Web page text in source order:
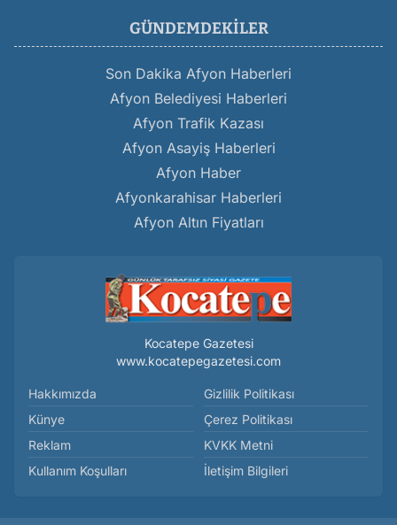
GÜNDEMDEKILER
Son Dakika Afyon Haberleri
Afyon Belediyesi Haberleri
Afyon Trafik Kazası
Afyon Asayiş Haberleri
Afyon Haber
Afyonkarahisar Haberleri
Afyon Altın Fiyatları
Kocatepe Gazetesi
www.kocatepegazetesi.com
Hakkımızda
Künye
Reklam
Kullanım Koşulları
Gizlilik Politikası
Çerez Politikası
KVKK Metni
İletişim Bilgileri